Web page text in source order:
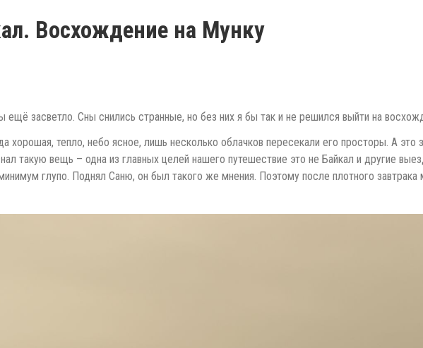
Восхождение на Мунку
ещё засветло. Сны снились странные, но без них я бы так и не решился выйти на
хорошая, тепло, небо ясное, лишь несколько облачков пересекали его просторы. А это
такую вещь – одна из главных целей нашего путешествие это не Байкал и другие
глупо. Поднял Саню, он был такого же мнения. Поэтому после плотного